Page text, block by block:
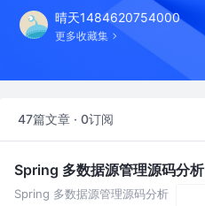
晴天1484620754000
更多收藏集
47篇文章 · 0订阅
Spring 多数据源管理源码分析
Spring 多数据源管理源码分析